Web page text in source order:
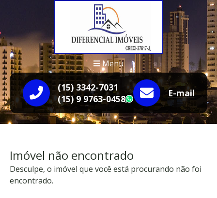
Menu
(15) 3342-7031
(15) 9 9763-0458
WhatsApp
E-mail
Imóvel não encontrado
Desculpe, o imóvel que você está procurando não foi
encontrado.